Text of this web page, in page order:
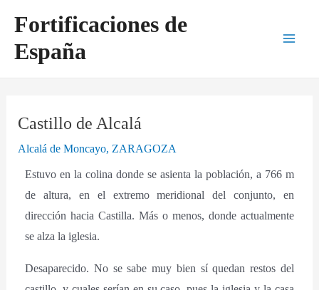
contenido
Fortificaciones de
España
Castillo de Alcalá
Alcalá de Moncayo,ZARAGOZA
Estuvo en la colina donde se asienta la población, a 766 m
de altura, en el extremo meridional del conjunto, en
dirección hacia Castilla. Más o menos, donde actualmente
se alza la iglesia.
Desaparecido. No se sabe muy bien sí quedan restos del
de
entradas